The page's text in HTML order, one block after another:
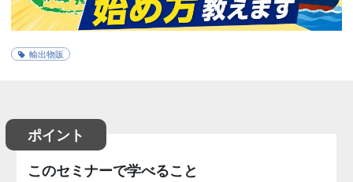
輸出物販
ポイント
このセミナーで学べること